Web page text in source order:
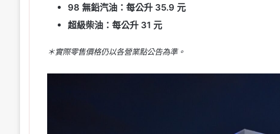
98 無鉛汽油：每公升 35.9 元
超級柴油：每公升 31 元
＊實際零售價格仍以各營業點公告為準。